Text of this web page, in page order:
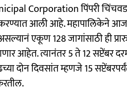
Corporation पिंपरी
करण्यात आली आहे. महापालिकेने
एकूण 128 जागांसाठी ही
आहेत. त्यानंतर 5 ते 12 सप्टेंबर
दोन दिवसांत म्हणजे 15